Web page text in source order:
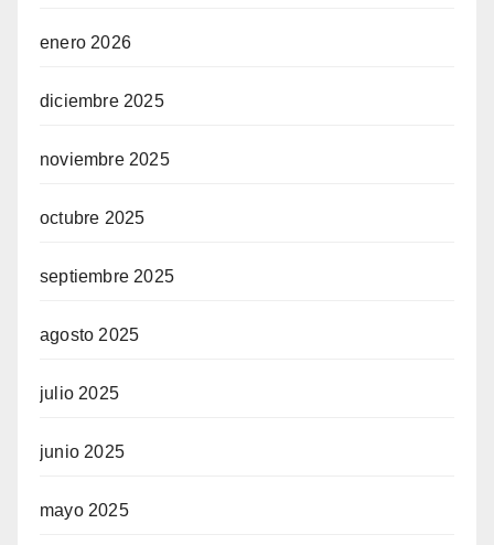
enero 2026
diciembre 2025
noviembre 2025
octubre 2025
septiembre 2025
agosto 2025
julio 2025
junio 2025
mayo 2025